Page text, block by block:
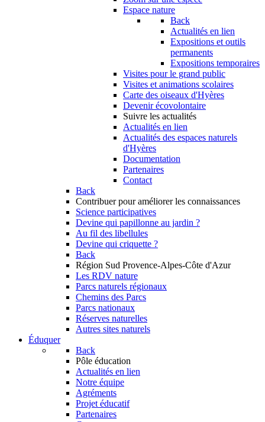
Espace nature
Back
Actualités en lien
Expositions et outils
permanents
Expositions temporaires
Visites pour le grand public
Visites et animations scolaires
Carte des oiseaux d'Hyères
Devenir écovolontaire
Suivre les actualités
Actualités en lien
Actualités des espaces naturels
d'Hyères
Documentation
Partenaires
Contact
Back
Contribuer pour améliorer les connaissances
Science participatives
Devine qui papillonne au jardin ?
Au fil des libellules
Devine qui criquette ?
Back
Région Sud Provence-Alpes-Côte d'Azur
Les RDV nature
Parcs naturels régionaux
Chemins des Parcs
Parcs nationaux
Réserves naturelles
Autres sites naturels
Éduquer
Back
Pôle éducation
Actualités en lien
Notre équipe
Agréments
Projet éducatif
Partenaires